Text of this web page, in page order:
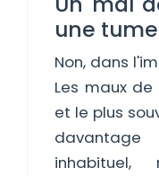
une
Non, dans
Les maux
et le plus
inhabituel,